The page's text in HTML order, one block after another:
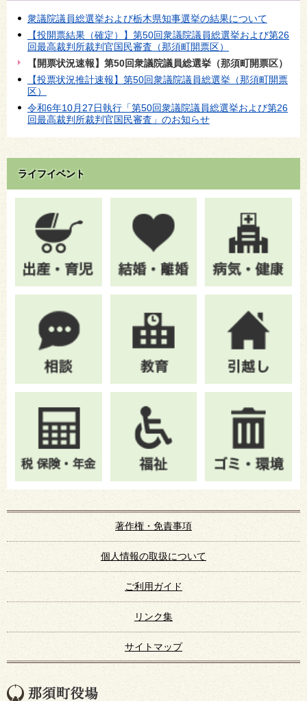
衆議院議員総選挙および栃木県知事選挙の結果について
【投開票結果（確定）】第50回衆議院議員総選挙および第26
回最高裁判所裁判官国民審査（那須町開票区）
【開票状況速報】第50回衆議院議員総選挙（那須町開票区）
【投票状況推計速報】第50回衆議院議員総選挙（那須町開票
区）
令和6年10月27日執行「第50回衆議院議員総選挙および第26
回最高裁判所裁判官国民審査」のお知らせ
ライフイベント
著作権・免責事項
個人情報の取扱について
ご利用ガイド
リンク集
サイトマップ